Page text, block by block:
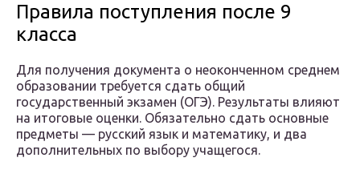
Правила поступления после 9
класса
Для получения документа о неоконченном среднем
образовании требуется сдать общий
государственный экзамен (ОГЭ). Результаты влияют
на итоговые оценки. Обязательно сдать основные
предметы — русский язык и математику, и два
дополнительных по выбору учащегося.